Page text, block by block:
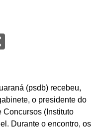
(psdb) recebeu,
o presidente do
Concursos (Instituto
Durante o encontro, os